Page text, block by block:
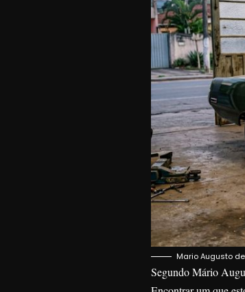
Mario Augusto
Segundo Mário